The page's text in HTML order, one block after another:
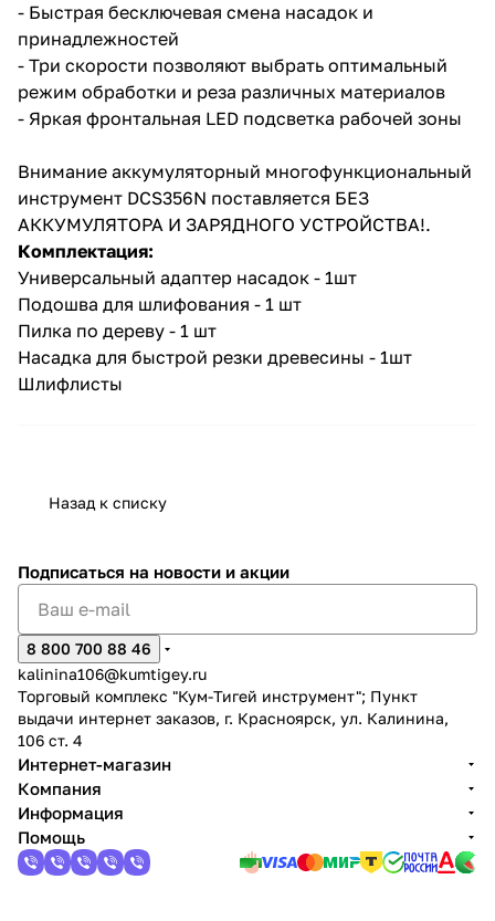
- Быстрая бесключевая смена насадок и
принадлежностей
- Три скорости позволяют выбрать оптимальный
режим обработки и реза различных материалов
- Яркая фронтальная LED подсветка рабочей зоны
Внимание аккумуляторный многофункциональный
инструмент DCS356N поставляется БЕЗ
АККУМУЛЯТОРА И ЗАРЯДНОГО УСТРОЙСТВА!.
Комплектация:
Универсальный адаптер насадок - 1шт
Подошва для шлифования - 1 шт
Пилка по дереву - 1 шт
Насадка для быстрой резки древесины - 1шт
Шлифлисты
Назад к списку
Подписаться на новости и акции
8 800 700 88 46
kalinina106@kumtigey.ru
Торговый комплекс "Кум-Тигей инструмент"; Пункт
выдачи интернет заказов, г. Красноярск, ул. Калинина,
106 ст. 4
Интернет-магазин
Компания
Информация
Помощь
раз в 2 недели